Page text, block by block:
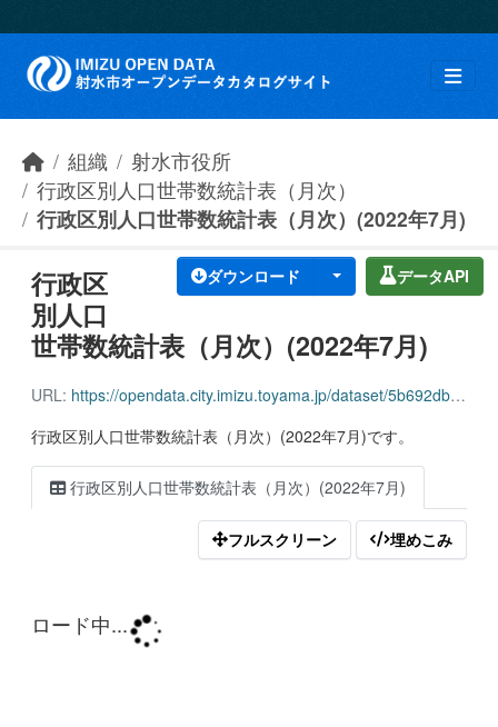
組織
射水市役所
行政区別人口世帯数統計表（月次）
行政区別人口世帯数統計表（月次）(2022年7月)
ダウンロード データAPI
行政区
別人口
世帯数統計表（月次）(2022年7月)
URL: https://opendata.city.imizu.toyama.jp/dataset/5b692db4-1303-451a-87ad-9f7969ac6142/resource/43ee3b7a-fc96-4d66-9874-f7e78c4952db/download/162116_household_population_202207.csv
行政区別人口世帯数統計表（月次）(2022年7月)です。
行政区別人口世帯数統計表（月次）(2022年7月)
フルスクリーン 埋めこみ